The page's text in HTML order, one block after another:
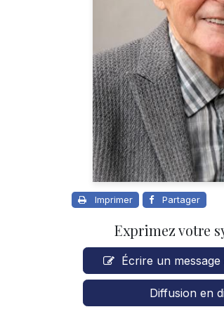
Imprimer Partager
Exprimez votre
Écrire un
Diffusion en